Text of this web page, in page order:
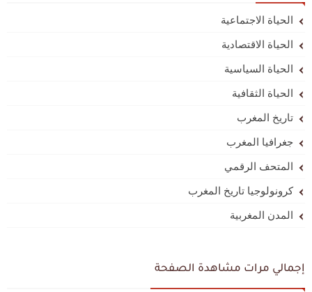
الحياة الاجتماعية
الحياة الاقتصادية
الحياة السياسية
الحياة الثقافية
تاريخ المغرب
جغرافيا المغرب
المتحف الرقمي
كرونولوجيا تاريخ المغرب
المدن المغربية
إجمالي مرات مشاهدة الصفحة